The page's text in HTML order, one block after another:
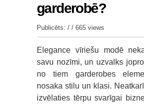
garderobē?
Publicēts: / / 665 views
Elegance vīriešu modē
savu nozīmi, un uzvalks
no tiem garderobes
nosaka stilu un klasi.
izvēlaties tērpu svarīgai